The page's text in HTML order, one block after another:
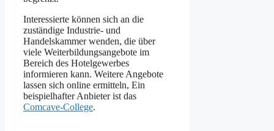
Interessierte können sich an die
zuständige Industrie- und
Handelskammer wenden, die über
viele Weiterbildungsangebote im
Bereich des Hotelgewerbes
informieren kann. Weitere Angebote
lassen sich online ermitteln, Ein
beispielhafter Anbieter ist das
Comcave-College.